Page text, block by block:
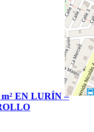
EN LURÍN –